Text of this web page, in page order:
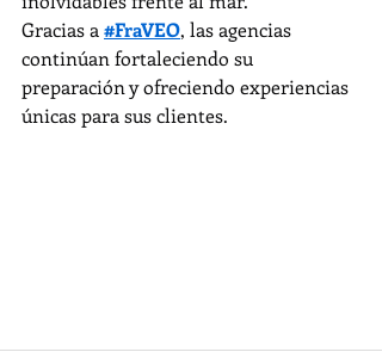
Gracias a #FraVEO, las agencias
continúan fortaleciendo su
preparación y ofreciendo experiencias
únicas para sus clientes.